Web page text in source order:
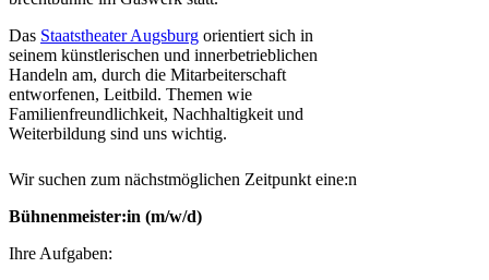
Das Staatstheater Augsburg orientiert sich in
seinem künstlerischen und innerbetrieblichen
Handeln am, durch die Mitarbeiterschaft
entworfenen, Leitbild. Themen wie
Familienfreundlichkeit, Nachhaltigkeit und
Weiterbildung sind uns wichtig.
Wir suchen zum nächstmöglichen Zeitpunkt eine:n
Bühnenmeister:in (m/w/d)
Ihre Aufgaben: